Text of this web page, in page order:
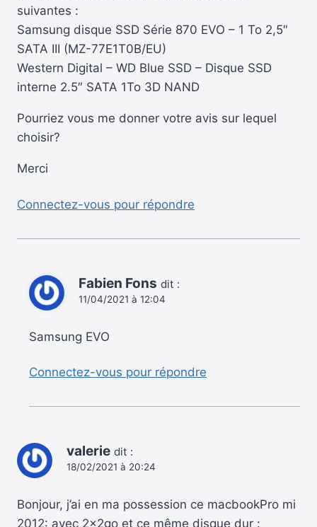
suivantes :
Samsung disque SSD Série 870 EVO – 1 To 2,5″
SATA III (MZ-77E1T0B/EU)
Western Digital – WD Blue SSD – Disque SSD
interne 2.5″ SATA 1To 3D NAND
Pourriez vous me donner votre avis sur lequel
choisir?
Merci
Connectez-vous pour répondre
Fabien Fons dit :
11/04/2021 à 12:04
Samsung EVO
Connectez-vous pour répondre
valerie dit :
18/02/2021 à 20:24
Bonjour, j’ai en ma possession ce macbookPro mi
2012: avec 2x2go et ce même disque dur :